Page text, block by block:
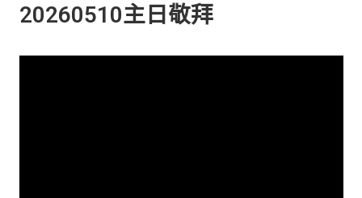
20260510主日敬拜